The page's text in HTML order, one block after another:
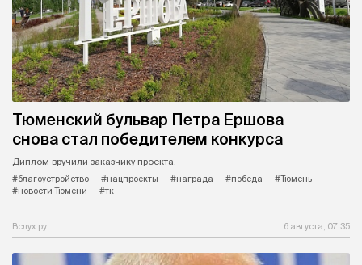
Тюменский бульвар Петра Ершова
снова стал победителем конкурса
Диплом вручили заказчику проекта.
#благоустройство
#нацпроекты #награда #победа
#Тюмень
#новости Тюмени
#тк
Вслух.ру 6 августа, 07:35